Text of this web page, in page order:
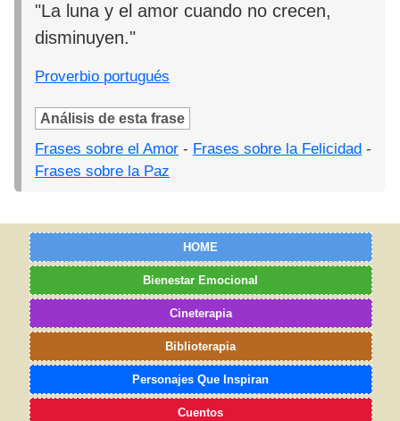
"La luna y el amor cuando no crecen,
disminuyen."
Proverbio portugués
Análisis de esta frase
Frases sobre el Amor - Frases sobre la Felicidad -
Frases sobre la Paz
HOME
Bienestar Emocional
Cineterapia
Biblioterapia
Personajes Que Inspiran
Cuentos